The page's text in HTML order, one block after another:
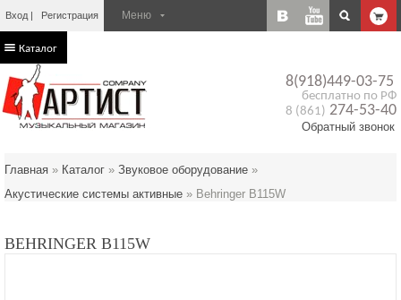
Вход Регистрация
8(918)449-03-75
бесплатно по РФ
8 (861) 274-53-40
Обратный звонок
Каталог
Главная » Каталог » Звуковое оборудование »
Акустические системы активные » Behringer B115W
BEHRINGER B115W